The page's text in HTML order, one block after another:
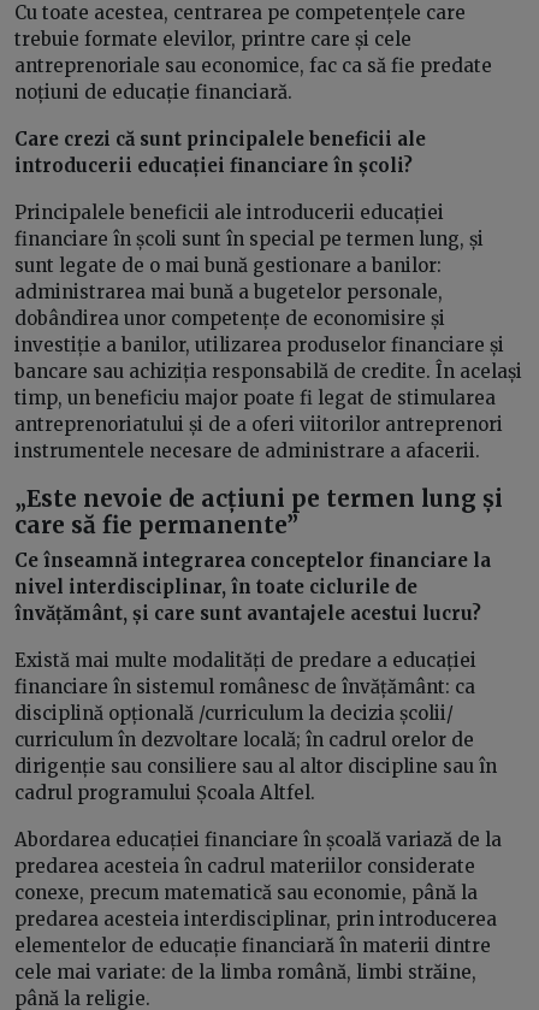
Cu toate acestea, centrarea pe competențele care
trebuie formate elevilor, printre care și cele
antreprenoriale sau economice, fac ca să fie predate
noțiuni de educație financiară.
Care crezi că sunt principalele beneficii ale
introducerii educației financiare în școli?
Principalele beneficii ale introducerii educației
financiare în școli sunt în special pe termen lung, și
sunt legate de o mai bună gestionare a banilor:
administrarea mai bună a bugetelor personale,
dobândirea unor competențe de economisire și
investiție a banilor, utilizarea produselor financiare și
bancare sau achiziția responsabilă de credite. În același
timp, un beneficiu major poate fi legat de stimularea
antreprenoriatului și de a oferi viitorilor antreprenori
instrumentele necesare de administrare a afacerii.
„Este nevoie de acțiuni pe termen lung și
care să fie permanente”
Ce înseamnă integrarea conceptelor financiare la
nivel interdisciplinar, în toate ciclurile de
învățământ, și care sunt avantajele acestui lucru?
Există mai multe modalități de predare a educației
financiare în sistemul românesc de învățământ: ca
disciplină opțională /curriculum la decizia școlii/
curriculum în dezvoltare locală; în cadrul orelor de
dirigenție sau consiliere sau al altor discipline sau în
cadrul programului Școala Altfel.
Abordarea educației financiare în școală variază de la
predarea acesteia în cadrul materiilor considerate
conexe, precum matematică sau economie, până la
predarea acesteia interdisciplinar, prin introducerea
elementelor de educație financiară în materii dintre
cele mai variate: de la limba română, limbi străine,
până la religie.